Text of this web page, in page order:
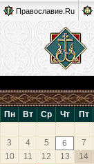
Православие.Ru
Пн Вт Ср Чт Пт
3
4 5 6 7
10
11 12 13 14